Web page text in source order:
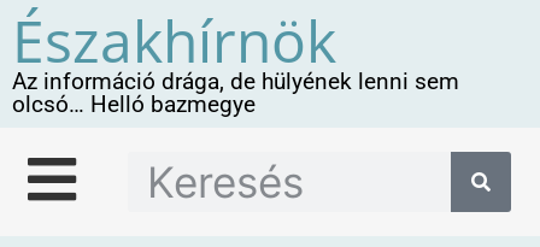
Északhírnök
Az információ drága, de hülyének lenni sem
olcsó… Helló bazmegye